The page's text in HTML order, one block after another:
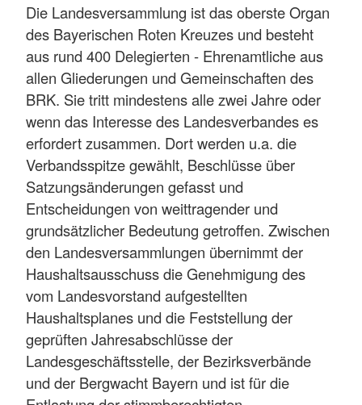
Die Landesversammlung ist das oberste Organ
des Bayerischen Roten Kreuzes und besteht
aus rund 400 Delegierten - Ehrenamtliche aus
allen Gliederungen und Gemeinschaften des
BRK. Sie tritt mindestens alle zwei Jahre oder
wenn das Interesse des Landesverbandes es
erfordert zusammen. Dort werden u.a. die
Verbandsspitze gewählt, Beschlüsse über
Satzungsänderungen gefasst und
Entscheidungen von weittragender und
grundsätzlicher Bedeutung getroffen. Zwischen
den Landesversammlungen übernimmt der
Haushaltsausschuss die Genehmigung des
vom Landesvorstand aufgestellten
Haushaltsplanes und die Feststellung der
geprüften Jahresabschlüsse der
Landesgeschäftsstelle, der Bezirksverbände
und der Bergwacht Bayern und ist für die